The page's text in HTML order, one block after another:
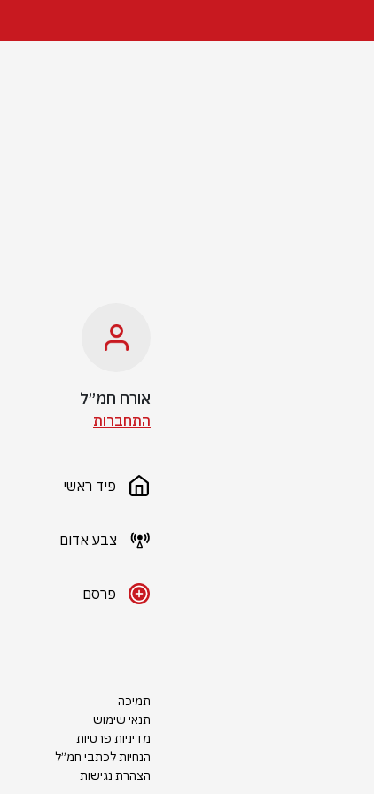
אורח חמ״ל
התחברות
פיד ראשי
צבע אדום
פרסם
תמיכה
תנאי שימוש
מדיניות פרטיות
הנחיות לכתבי חמ״ל
הצהרת נגישות